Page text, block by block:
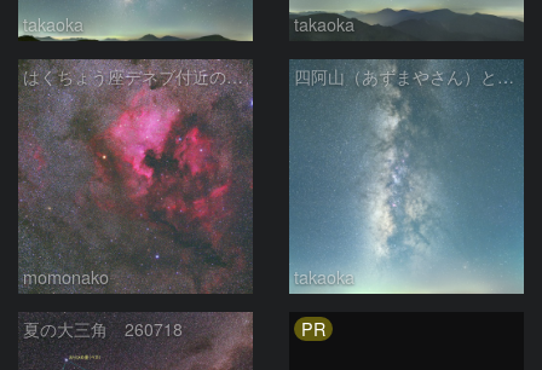
takaoka takaoka
はくちょう座デネブ付近の空域 260720
momonako
四阿山（あずまやさん）と立ち昇る夏の銀河
takaoka
夏の大三角 260718 PR